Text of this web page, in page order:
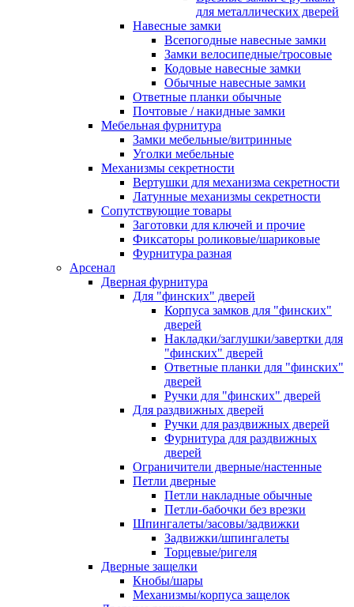
для металлических дверей
Навесные замки
Всепогодные навесные замки
Замки велосипедные/тросовые
Кодовые навесные замки
Обычные навесные замки
Ответные планки обычные
Почтовые / накидные замки
Мебельная фурнитура
Замки мебельные/витринные
Уголки мебельные
Механизмы секретности
Вертушки для механизма секретности
Латунные механизмы секретности
Сопутствующие товары
Заготовки для ключей и прочие
Фиксаторы роликовые/шариковые
Фурнитура разная
Арсенал
Дверная фурнитура
Для "финских" дверей
Корпуса замков для "финских"
дверей
Накладки/заглушки/завертки для
"финских" дверей
Ответные планки для "финских"
дверей
Ручки для "финских" дверей
Для раздвижных дверей
Ручки для раздвижных дверей
Фурнитура для раздвижных
дверей
Ограничители дверные/настенные
Петли дверные
Петли накладные обычные
Петли-бабочки без врезки
Шпингалеты/засовы/задвижки
Задвижки/шпингалеты
Торцевые/ригеля
Дверные защелки
Кнобы/шары
Механизмы/корпуса защелок